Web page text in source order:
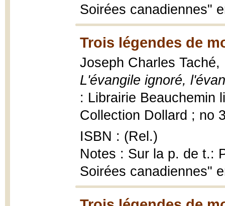
Soirées canadiennes"
Trois légendes de
Joseph Charles Taché,
L'évangile ignoré,
: Librairie Beauchemin
Collection Dollard ; no
ISBN : (Rel.)
Notes : Sur la p. de t.:
Soirées canadiennes"